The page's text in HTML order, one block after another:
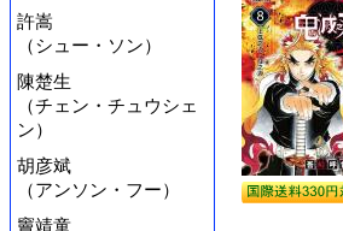
許嵩
（シュー・ソン）
陳楚生
（チェン・チュウシェ
ン）
胡彦斌
（アンソン・フー）
竇靖童